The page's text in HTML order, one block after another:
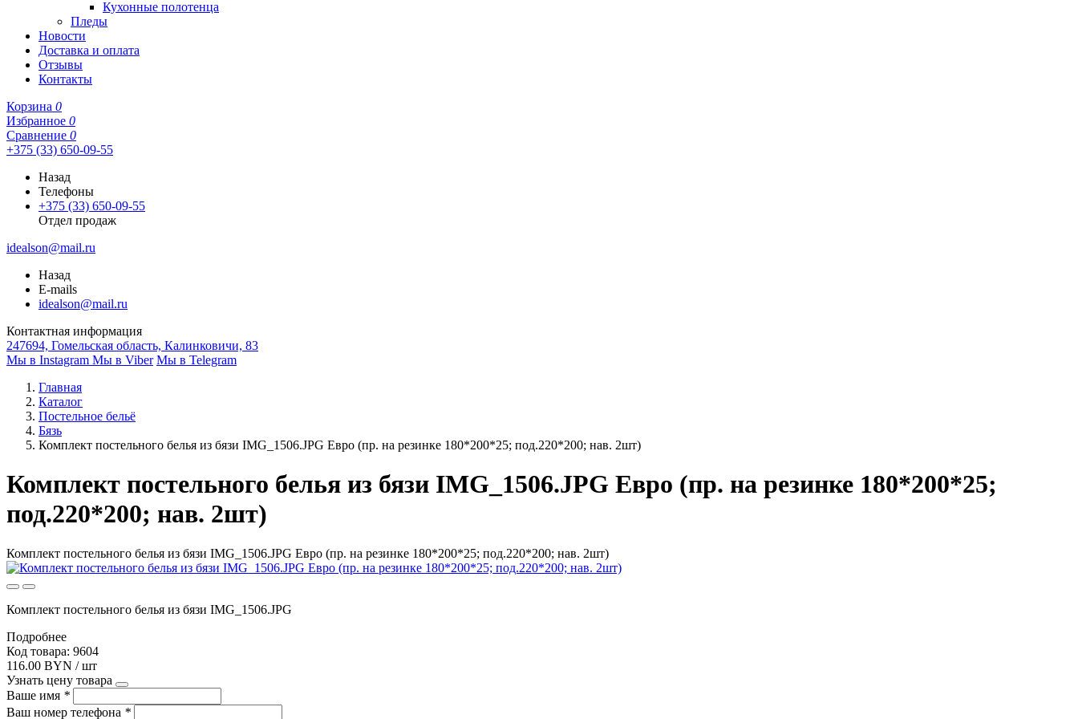
Кухонные полотенца
Пледы
Новости
Доставка и оплата
Отзывы
Контакты
Корзина 0
Избранное 0
Сравнение 0
+375 (33) 650-09-55
Назад
Телефоны
+375 (33) 650-09-55
Отдел продаж
idealson@mail.ru
Назад
E-mails
idealson@mail.ru
Контактная информация
247694, Гомельская область, Калинковичи, 83
Мы в Instagram Мы в Viber Мы в Telegram
Главная
Каталог
Постельное бельё
Бязь
Комплект постельного белья из бязи IMG_1506.JPG Евро (пр. на резинке 180*200*25; под.220*200; нав. 2шт)
Комплект постельного белья из бязи IMG_1506.JPG Евро (пр. на резинке 180*200*25;
под.220*200; нав. 2шт)
Комплект постельного белья из бязи IMG_1506.JPG Евро (пр. на резинке 180*200*25; под.220*200; нав. 2шт)
Комплект постельного белья из бязи IMG_1506.JPG
Подробнее
Код товара: 9604
116.00 BYN / шт
Узнать цену товара
Ваше имя *
Ваш номер телефона *